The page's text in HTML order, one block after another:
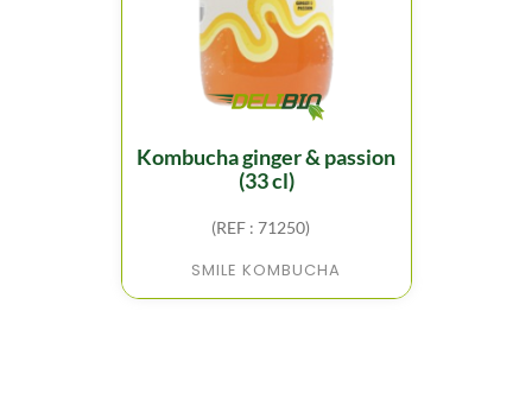
kombucha ginger & passion
(33 cl)
(REF : 71250)
SMILE KOMBUCHA